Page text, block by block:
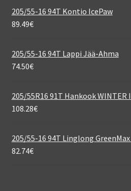
205/55-16 94T Kontio IcePaw
89.49€
205/55-16 94T Lappi Jää-Ahma
74.50€
205/55R16 91T Hankook WINTER
108.28€
205/55-16 94T Linglong
82.74€